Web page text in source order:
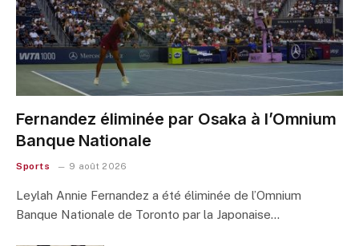
Fernandez éliminée par Osaka à l’Omnium
Banque Nationale
Sports 9 août 2026
Leylah Annie Fernandez a été éliminée de l’Omnium
Banque Nationale de Toronto par la Japonaise…